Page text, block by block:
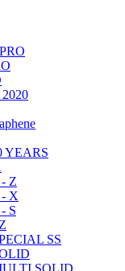
YEARS
Z
X
S
SS
SOLID